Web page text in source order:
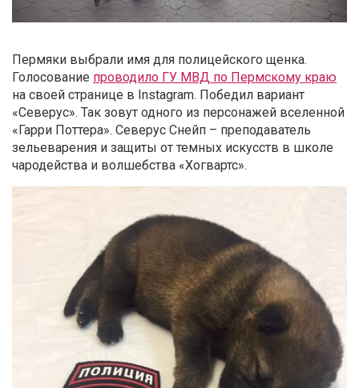
Пермяки выбрали имя для полицейского щенка.
Голосование проводило ГУ МВД по Пермскому краю
на своей странице в Instagram. Победил вариант
«Северус». Так зовут одного из персонажей вселенной
«Гарри Поттера». Северус Снейп – преподаватель
зельеварения и защиты от темных искусств в школе
чародейства и волшебства «Хогвартс».